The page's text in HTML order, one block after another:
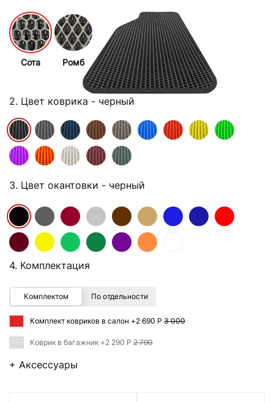
Сота Ромб
2. Цвет коврика - черный
3. Цвет окантовки - черный
4. Комплектация
Комплектом По отдельности
Комплект ковриков в салон +2 690 Р 3 000
Коврик в багажник +2 290 Р 2 790
+ Аксессуары